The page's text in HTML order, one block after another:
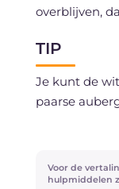
overblijven,
TIP
Je kunt de
paarse
houd dan
gebakken
Voor de
hulpmiddelen